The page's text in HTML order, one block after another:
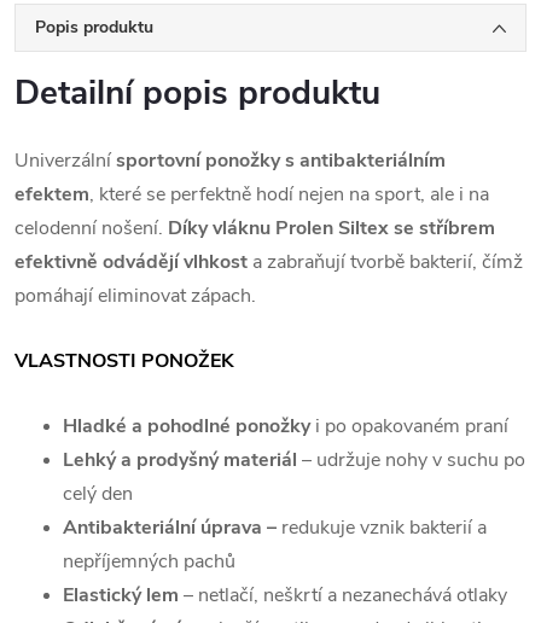
Popis produktu
Detailní popis produktu
Univerzálnísportovní ponožky s antibakteriálním
efektem, které se perfektně hodí nejen na sport, ale i na
celodenní nošení. Díky vláknu Prolen Siltex se stříbrem
efektivně odvádějí vlhkost a zabraňují tvorbě bakterií, čímž
pomáhají eliminovat zápach.
VLASTNOSTI PONOŽEK
Hladké a pohodlné ponožkyi po opakovaném praní
Lehký a prodyšný materiál – udržuje nohy v suchu po
celý den
Antibakteriální úprava – redukuje vznik bakterií a
nepříjemných pachů
Elastický lem – netlačí, neškrtí a nezanechává otlaky